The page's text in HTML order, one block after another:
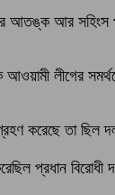
আতঙ্ক আর সহিংস
লীগের
করেছে তা ছিল
প্রধান